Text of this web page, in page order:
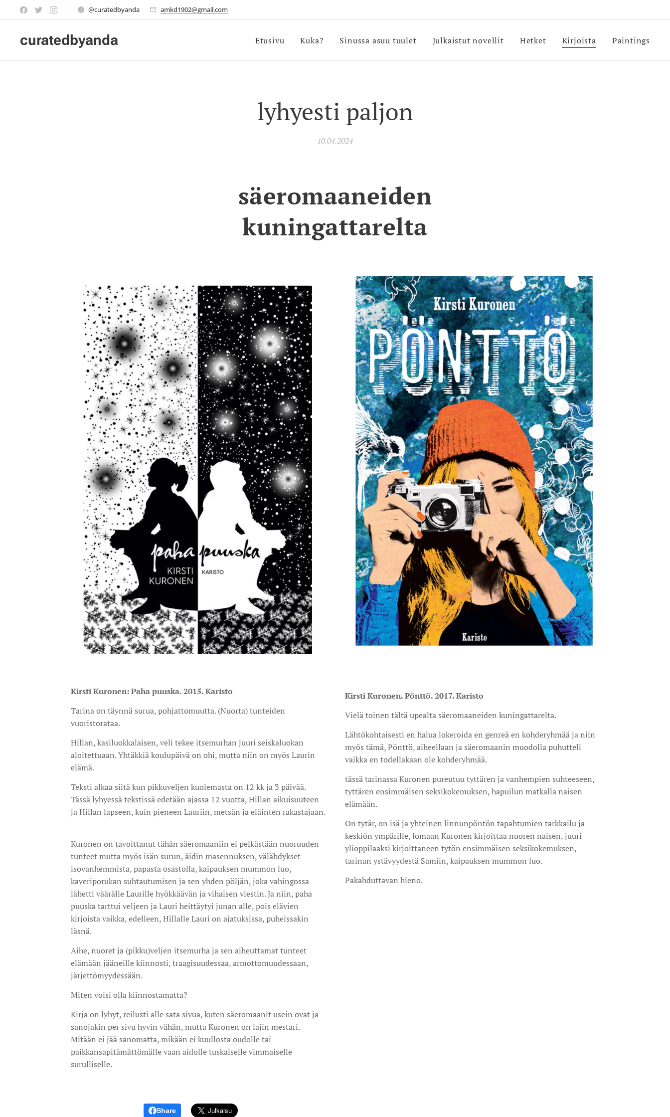
@curatedbyanda amkd1902@gmail.com
curatedbyanda Etusivu Kuka? Sinussa asuu tuulet Julkaistut novellit Hetket Kirjoista Paintings
lyhyesti paljon
10.04.2024
säeromaaneiden
kuningattarelta
Kirsti Kuronen: Paha puuska. 2015. Karisto
Tarina on täynnä surua, pohjattomuutta. (Nuorta) tunteiden
vuoristorataa.
Hillan, kasiluokkalaisen, veli tekee itsemurhan juuri seiskaluokan
aloitettuaan. Yhtäkkiä koulupäivä on ohi, mutta niin on myös Laurin
elämä.
Teksti alkaa siitä kun pikkuveljen kuolemasta on 12 kk ja 3 päivää.
Tässä lyhyessä tekstissä edetään ajassa 12 vuotta, Hillan aikuisuuteen
ja Hillan lapseen, kuin pieneen Lauriin, metsän ja eläinten rakastajaan.
Kuronen on tavoittanut tähän säeromaaniin ei pelkästään nuoruuden
tunteet mutta myös isän surun, äidin masennuksen, välähdykset
isovanhemmista, papasta osastolla, kaipauksen mummon luo,
kaveriporukan suhtautumisen ja sen yhden pöljän, joka vahingossa
lähetti väärälle Laurille hyökkäävän ja vihaisen viestin. Ja niin, paha
puuska tarttui veljeen ja Lauri heittäytyi junan alle, pois elävien
kirjoista vaikka, edelleen, Hillalle Lauri on ajatuksissa, puheissakin
läsnä.
Aihe, nuoret ja (pikku)veljen itsemurha ja sen aiheuttamat tunteet
elämään jääneille kiinnosti, traagisuudessaa, armottomuudessaan,
järjettömyydessään.
Miten voisi olla kiinnostamatta?
Kirja on lyhyt, reilusti alle sata sivua, kuten säeromaanit usein ovat ja
sanojakin per sivu hyvin vähän, mutta Kuronen on lajin mestari.
Mitään ei jää sanomatta, mikään ei kuullosta oudolle tai
paikkansapitämättömälle vaan aidolle tuskaiselle vimmaiselle
surulliselle.
Kirsti Kuronen. Pönttö. 2017. Karisto
Vielä toinen tältä upealta säeromaaneiden kuningattarelta.
Lähtökohtaisesti en halua lokeroida en genreä en kohderyhmää ja niin
myös tämä, Pönttö, aiheellaan ja säeromaanin muodolla puhutteli
vaikka en todellakaan ole kohderyhmää.
tässä tarinassa Kuronen pureutuu tyttären ja vanhempien suhteeseen,
tyttären ensimmäisen seksikokemuksen, hapuilun matkalla naisen
elämään.
On tytär, on isä ja yhteinen linnunpöntön tapahtumien tarkkailu ja
keskiön ympärille, lomaan Kuronen kirjoittaa nuoren naisen, juuri
ylioppilaaksi kirjoittaneen tytön ensimmäisen seksikokemuksen,
tarinan ystävyydestä Samiin, kaipauksen mummon luo.
Pakahduttavan hieno.
Share